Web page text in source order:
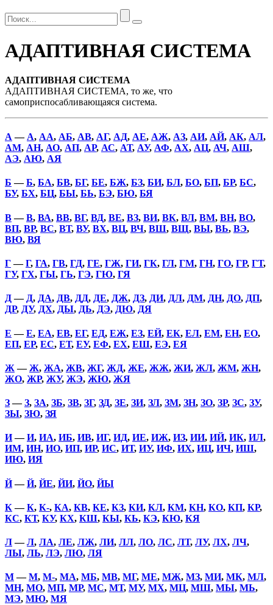
АДАПТИВНАЯ СИСТЕМА
АДАПТИВНАЯ СИСТЕМА
АДАПТИВНАЯ СИСТЕМА, то же, что
самоприспосабливающаяся система.
А — А, АА, АБ, АВ, АГ, АД, АЕ, АЖ, АЗ, АИ, АЙ, АК, АЛ,
АМ, АН, АО, АП, АР, АС, АТ, АУ, АФ, АХ, АЦ, АЧ, АШ,
АЭ, АЮ, АЯ
Б —Б, БА, БВ, БГ, БЕ, БЖ, БЗ, БИ, БЛ, БО, БП, БР, БС,
БУ, БХ, БЦ, БЫ, БЬ, БЭ, БЮ, БЯ
В—В, ВА, ВВ, ВГ, ВД, ВЕ, ВЗ, ВИ, ВК, ВЛ, ВМ, ВН, ВО,
ВП, ВР, ВС, ВТ, ВУ, ВХ, ВЦ, ВЧ, ВШ, ВЩ, ВЫ, ВЬ, ВЭ,
ВЮ, ВЯ
Г—Г, ГА, ГВ, ГД, ГЕ, ГЖ, ГИ, ГК, ГЛ, ГМ, ГН, ГО, ГР, ГТ,
ГУ, ГХ, ГЫ, ГЬ, ГЭ, ГЮ, ГЯ
Д— Д, ДА, ДВ, ДД, ДЕ, ДЖ, ДЗ, ДИ, ДЛ, ДМ, ДН, ДО, ДП,
ДР, ДУ, ДХ, ДЫ, ДЬ, ДЭ, ДЮ, ДЯ
Е —Е, ЕА, ЕВ, ЕГ, ЕД, ЕЖ, ЕЗ, ЕЙ, ЕК, ЕЛ, ЕМ, ЕН, ЕО,
ЕП, ЕР, ЕС, ЕТ, ЕУ, ЕФ, ЕХ, ЕШ, ЕЭ, ЕЯ
Ж —Ж, ЖА, ЖВ, ЖГ, ЖД, ЖЕ, ЖЖ, ЖИ, ЖЛ, ЖМ, ЖН,
ЖО, ЖР, ЖУ, ЖЭ, ЖЮ, ЖЯ
З—З, ЗА, ЗБ, ЗВ, ЗГ, ЗД, ЗЕ, ЗИ, ЗЛ, ЗМ, ЗН, ЗО, ЗР, ЗС, ЗУ,
ЗЫ, ЗЮ, ЗЯ
И—И, ИА, ИБ, ИВ, ИГ, ИД, ИЕ, ИЖ, ИЗ, ИИ, ИЙ, ИК, ИЛ,
ИМ, ИН, ИО, ИП, ИР, ИС, ИТ, ИУ, ИФ, ИХ, ИЦ, ИЧ, ИШ,
ИЮ, ИЯ
Й—Й, ЙЕ, ЙИ, ЙО, ЙЫ
К—К, К-, КА, КВ, КЕ, КЗ, КИ, КЛ, КМ, КН, КО, КП, КР,
КС, КТ, КУ, КХ, КШ, КЫ, КЬ, КЭ, КЮ, КЯ
Л—Л, ЛА, ЛЕ, ЛЖ, ЛИ, ЛЛ, ЛО, ЛС, ЛТ, ЛУ, ЛХ, ЛЧ,
ЛЫ, ЛЬ, ЛЭ, ЛЮ, ЛЯ
М—М, М-, МА, МБ, МВ, МГ, МЕ, МЖ, МЗ, МИ, МК, МЛ,
МН, МО, МП, МР, МС, МТ, МУ, МХ, МЦ, МШ, МЫ, МЬ,
МЭ, МЮ, МЯ